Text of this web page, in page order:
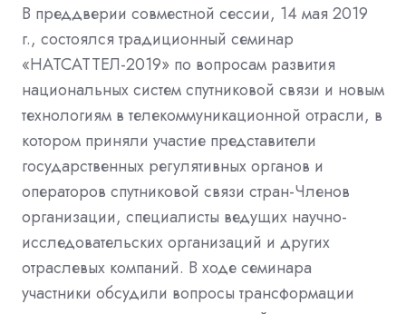
В преддверии совместной сессии, 14 мая 2019
г., состоялся традиционный семинар
«НАТСАТТЕЛ-2019» по вопросам развития
национальных систем спутниковой связи и новым
технологиям в телекоммуникационной отрасли, в
котором приняли участие представители
государственных регулятивных органов и
операторов спутниковой связи стран-Членов
организации, специалисты ведущих научно-
исследовательских организаций и других
отраслевых компаний. В ходе семинара
участники обсудили вопросы трансформации